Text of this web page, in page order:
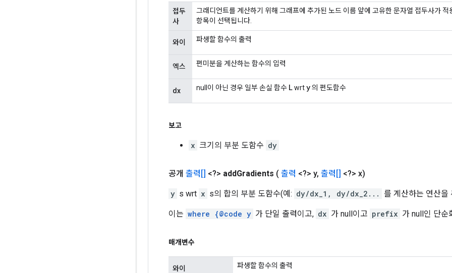
접두
사
그래디언트를 계산하기 위해 그래프에 추가된 노드 이름 앞에 고유한 문자열 접두사가
항목이 선택됩니다.
와이 파생할 함수의 출력
엑스 편미분을 계산하는 함수의 입력
dx null이 아닌 경우 일부 손실 함수 Lwrty의 편도함수
보고
x 크기의 부분 도함수 dy
공개 출력[] <?> addGradients ( 출력 <?> y, 출력[] <?> x)
y s wrt x s의 합의 부분 도함수(예: dy/dx_1, dy/dx_2... 를 계산하는 연산을
이는 where {@code y 가 단일 출력이고, dx 가 null이고 prefix 가 null인 단순
매개변수
와이 파생할 함수의 출력